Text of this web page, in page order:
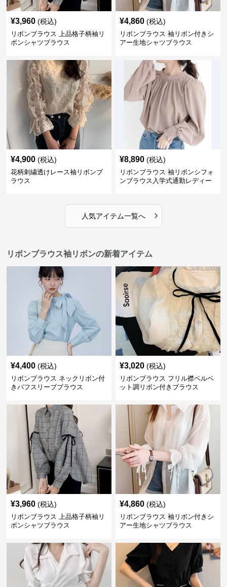
¥3,960 (税込)
リボンブラウス 上品格子柄袖リ
ボンシャツブラウス
¥4,860 (税込)
リボンブラウス 袖リボン付きシ
アー生地シャツブラウス
¥4,900 (税込)
花柄刺繍透けレース袖リボンブ
ラウス
¥8,890 (税込)
リボンブラウス 袖リボンシフォ
ンブラウス入学式通勤レディー
人気アイテム一覧へ ›
リボンブラウス袖リボンの新着アイテム
¥4,400 (税込)
リボンブラウス ネックリボン付
きパフスリーブブラウス
¥3,020 (税込)
リボンブラウス フリル襟ベルベ
ット調リボン付きブラウス
¥3,960 (税込)
リボンブラウス 上品格子柄袖リ
ボンシャツブラウス
¥4,860 (税込)
リボンブラウス 袖リボン付きシ
アー生地シャツブラウス